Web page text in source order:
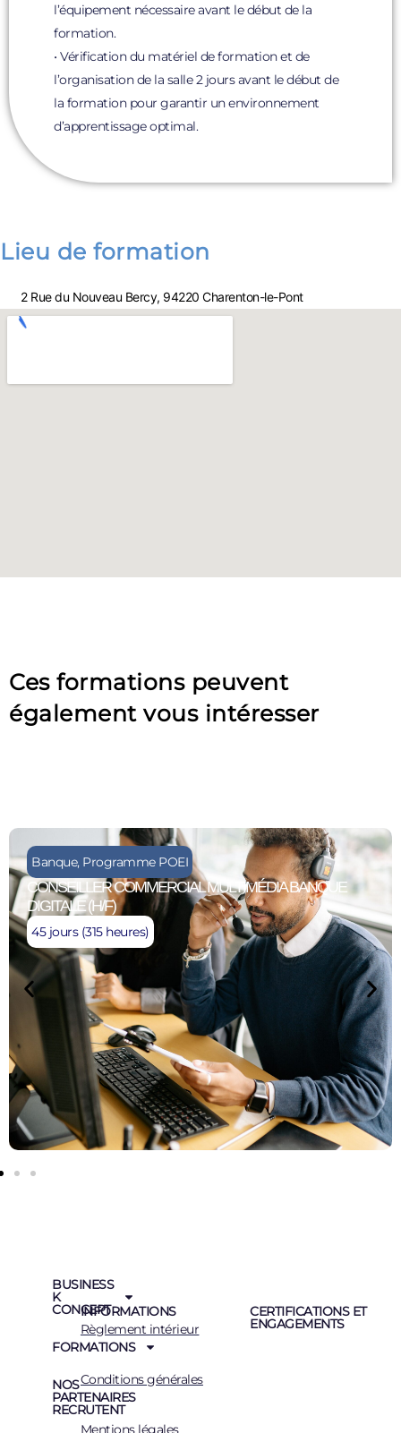
l’équipement nécessaire avant le début de la
formation.
• Vérification du matériel de formation et de
l’organisation de la salle 2 jours avant le début de
la formation pour garantir un environnement
d’apprentissage optimal.
Lieu de formation
2 Rue du Nouveau Bercy, 94220 Charenton-le-Pont
Ces formations peuvent
également vous intéresser
Banque, Programme POEI
CONSEILLER COMMERCIAL MULTIMÉDIA BANQUE
DIGITALE (H/F)
45 jours (315 heures)
BUSINESS
K
CONCEPT
FORMATIONS
NOS
PARTENAIRES
RECRUTENT
INFORMATIONS
Règlement intérieur
Conditions générales
Mentions légales
CERTIFICATIONS ET
ENGAGEMENTS